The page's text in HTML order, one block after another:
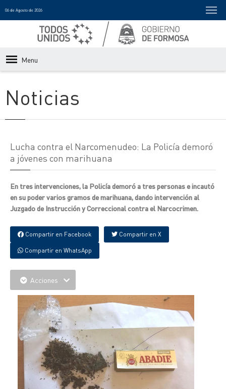
06 de Agosto de 2026
Menu
Noticias
Lucha contra el Narcomenudeo: La Policía demoró
a jóvenes con marihuana
En tres intervenciones, la Policía demoró a tres personas e incautó
en su poder varios gramos de marihuana, dando intervención al
Juzgado de Instrucción y Correccional contra el Narcocrimen.
Compartir en Facebook Compartir en X
Compartir en WhatsApp
Acciones